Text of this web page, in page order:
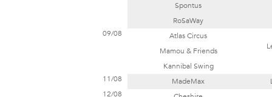
Spontus
RoSaWay
09/08
Atlas Circus
Mamou & Friends
Kannibal Swing
11/08
MadeMax
12/08